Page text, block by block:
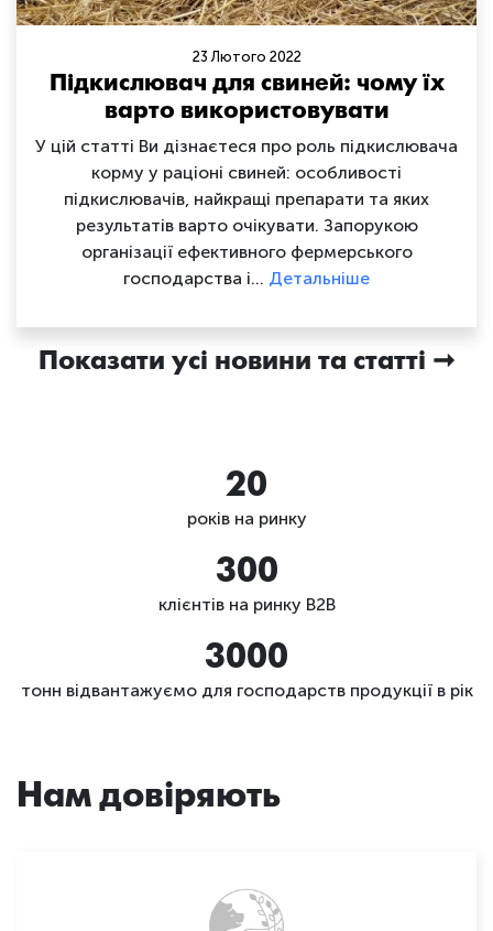
23 Лютого 2022
Підкислювач для свиней: чому їх
варто використовувати
У цій статті Ви дізнаєтеся про роль підкислювача
корму у раціоні свиней: особливості
підкислювачів, найкращі препарати та яких
результатів варто очікувати. Запорукою
організації ефективного фермерського
господарства і… Детальніше
Показати усі новини та статті
20
років на ринку
300
клієнтів на ринку B2B
3000
тонн відвантажуємо для господарств продукції в рік
Нам довіряють